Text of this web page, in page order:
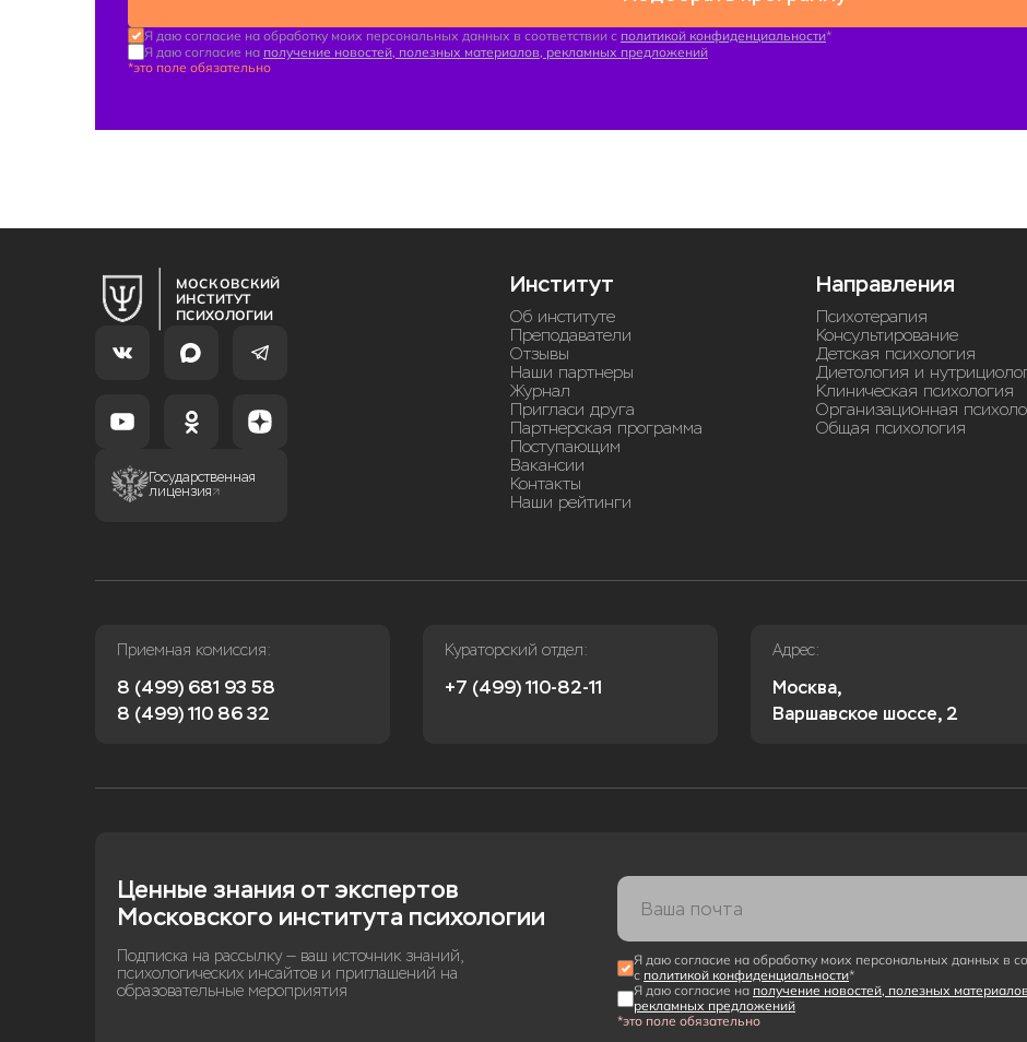
Я даю согласие на обработку моих персональных данных в соответствии с политикой конфиденциальности*
Я даю согласие на получение новостей, полезных материалов, рекламных предложений
*это поле обязательно
МОСКОВСКИЙ
ИНСТИТУТ
ПСИХОЛОГИИ
Государственная
лицензия
Институт
Об институте
Преподаватели
Отзывы
Наши партнеры
Журнал
Пригласи друга
Партнерская программа
Поступающим
Вакансии
Контакты
Наши рейтинги
Направления
Психотерапия
Консультирование
Детская психология
Диетология и
Клиническая психология
Организационная
Общая психология
Приемная комиссия:
8 (499) 681 93 58
8 (499) 110 86 32
Кураторский отдел:
+7 (499) 110-82-11
Адрес:
Москва,
Варшавское шоссе, 2
Ценные знания от экспертов
Московского института психологии
Подписка на рассылку — ваш источник знаний,
психологических инсайтов и приглашений на
образовательные мероприятия
Я даю согласие на обработку моих персональных данных в
с политикой конфиденциальности*
Я даю согласие на получение новостей, полезных
рекламных предложений
*это поле обязательно